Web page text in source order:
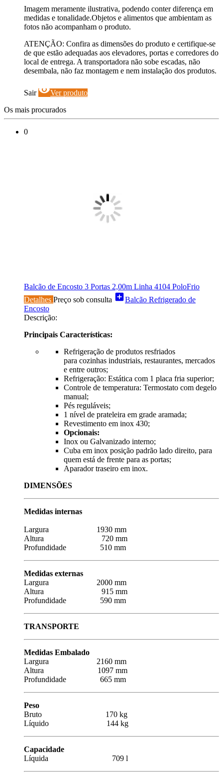
Imagem meramente ilustrativa, podendo conter diferença em
medidas e tonalidade.Objetos e alimentos que ambientam as
fotos não acompanham o produto.
ATENÇÃO: Confira as dimensões do produto e certifique-se
de que estão adequadas aos elevadores, portas e corredores do
local de entrega. A transportadora não sobe escadas, não
desembala, não faz montagem e nem instalação dos produtos.
Sair visibilityVer produto
Os mais procurados
0
Balcão de Encosto 3 Portas 2,00m Linha 4104 PoloFrio
Detalhes Preço sob consulta add_boxBalcão Refrigerado de
Encosto
Descrição:
Principais Características:
Refrigeração de produtos resfriados
para cozinhas industriais, restaurantes, mercados
e entre outros;
Refrigeração: Estática com 1 placa fria superior;
Controle de temperatura: Termostato com degelo
manual;
Pés reguláveis;
1 nível de prateleira em grade aramada;
Revestimento em inox 430;
Opcionais:
Inox ou Galvanizado interno;
Cuba em inox posição padrão lado direito, para
quem está de frente para as portas;
Aparador traseiro em inox.
DIMENSÕES
Medidas internas
Largura 1930 mm
Altura 720 mm
Profundidade 510 mm
Medidas externas
Largura 2000 mm
Altura 915 mm
Profundidade 590 mm
TRANSPORTE
Medidas Embalado
Largura 2160 mm
Altura 1097 mm
Profundidade 665 mm
Peso
Bruto 170 kg
Líquido 144 kg
Capacidade
Líquida 709 l